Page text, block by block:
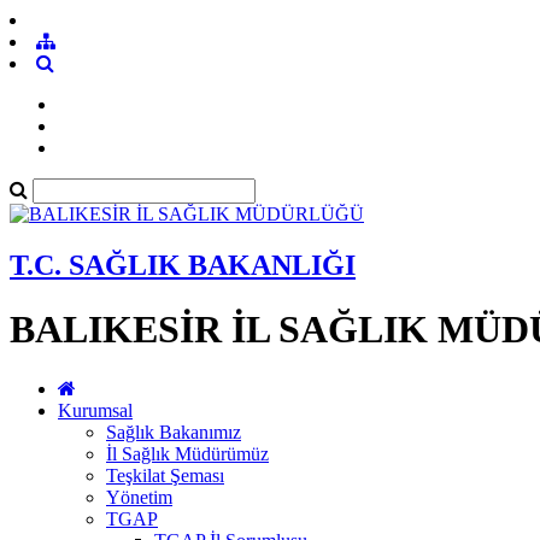
T.C. SAĞLIK BAKANLIĞI
BALIKESİR İL SAĞLIK
Kurumsal
Sağlık Bakanımız
İl Sağlık Müdürümüz
Teşkilat Şeması
Yönetim
TGAP